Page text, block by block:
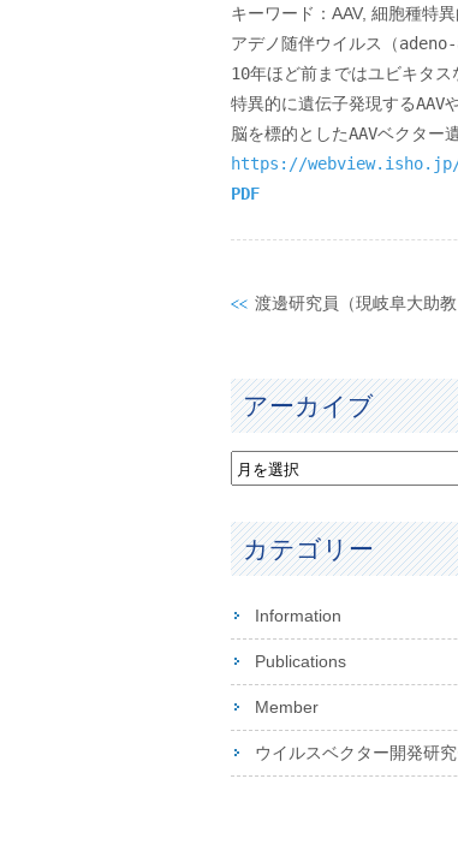
キーワード： AAV, 細胞種特
アデノ随伴ウイルス（
10年ほど前まではユビキタ
特異的に遺伝子発現するAAV
https://webview.isho.jp/
PDF
アーカイブ
カテゴリー
Information
Publications
Member
ウイルスベクター開発研